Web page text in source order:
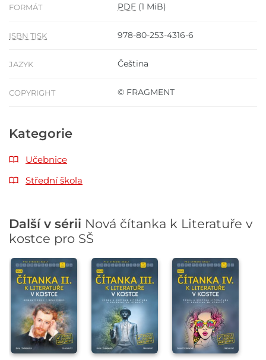
FORMÁT PDF (1 MiB)
ISBN TISK 978-80-253-4316-6
JAZYK Čeština
COPYRIGHT © FRAGMENT
Kategorie
Učebnice
Střední škola
Další v sérii Nová čítanka k Literatuře v
kostce pro SŠ